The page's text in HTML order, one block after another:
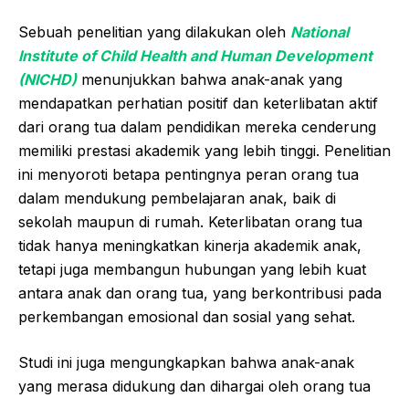
Sebuah penelitian yang dilakukan oleh National
Institute of Child Health and Human Development
(NICHD)menunjukkan bahwa anak-anak yang
mendapatkan perhatian positif dan keterlibatan aktif
dari orang tua dalam pendidikan mereka cenderung
memiliki prestasi akademik yang lebih tinggi. Penelitian
ini menyoroti betapa pentingnya peran orang tua
dalam mendukung pembelajaran anak, baik di
sekolah maupun di rumah. Keterlibatan orang tua
tidak hanya meningkatkan kinerja akademik anak,
tetapi juga membangun hubungan yang lebih kuat
antara anak dan orang tua, yang berkontribusi pada
perkembangan emosional dan sosial yang sehat.
Studi ini juga mengungkapkan bahwa anak-anak
yang merasa didukung dan dihargai oleh orang tua